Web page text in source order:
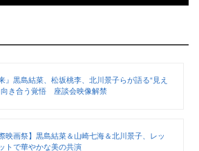
』黒島結菜、松坂桃李、北川景子らが語る“見え
向き合う覚悟 座談会映像解禁
映画祭】黒島結菜＆山崎七海＆北川景子、レッ
トで華やかな美の共演